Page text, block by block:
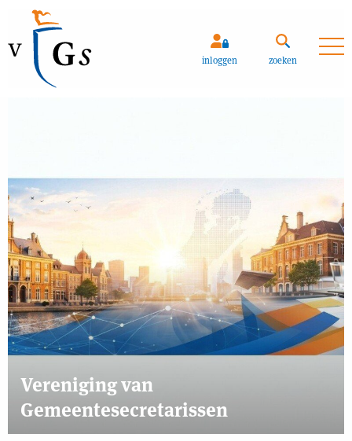
inloggen zoekenZoeken
Vereniging van
Gemeentesecretarissen